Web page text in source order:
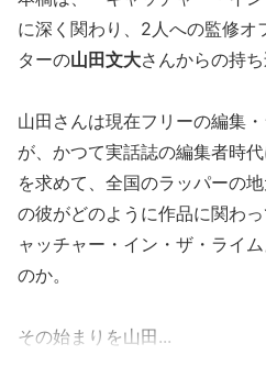
に深く関わり、2人への監修オ
ターの山田文大さんからの持
山田さんは現在フリーの編集
が、かつて実話誌の編集者時
を求めて、全国のラッパーの
の彼がどのように作品に関わ
ャッチャー・イン・ザ・ライ
のか。
その始まりを山田...